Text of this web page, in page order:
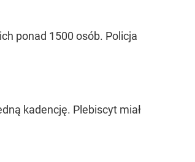
ponad 1500 osób. Policja
kadencję. Plebiscyt miał